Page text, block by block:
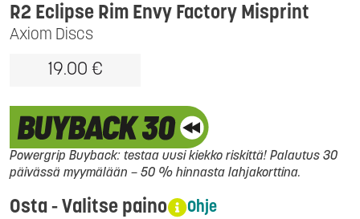
Axiom Discs
R2 Eclipse Rim Envy Factory Misprint
19.00 €
Powergrip Buyback: testaa uusi kiekko riskittä! Palautus 30
päivässä myymälään – 50 % hinnasta lahjakorttina.
Osta - Valitse paino Ohje